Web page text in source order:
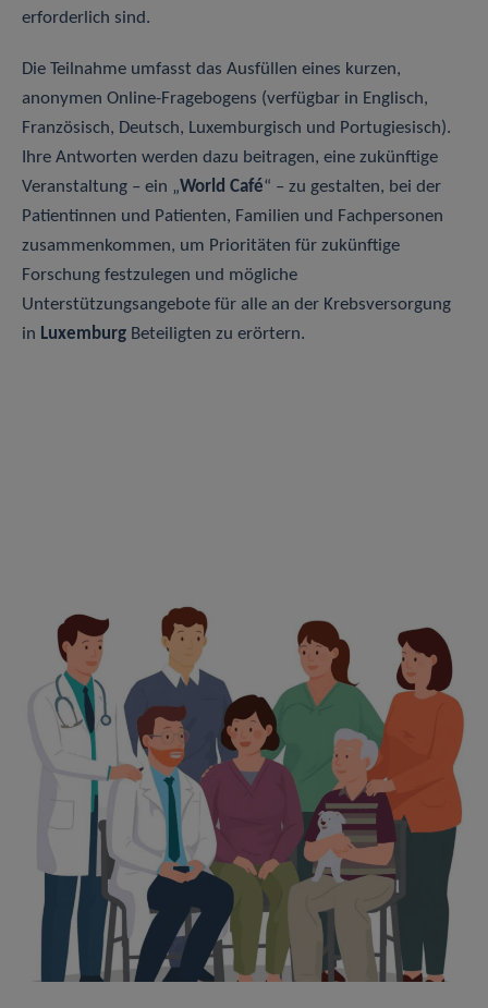
erforderlich sind.
Die Teilnahme umfasst das Ausfüllen eines kurzen,
anonymen Online-Fragebogens (verfügbar in Englisch,
Französisch, Deutsch, Luxemburgisch und Portugiesisch).
Ihre Antworten werden dazu beitragen, eine zukünftige
Veranstaltung – ein „World Café“ – zu gestalten, bei der
Patientinnen und Patienten, Familien und Fachpersonen
zusammenkommen, um Prioritäten für zukünftige
Forschung festzulegen und mögliche
Unterstützungsangebote für alle an der Krebsversorgung
in Luxemburg Beteiligten zu erörtern.